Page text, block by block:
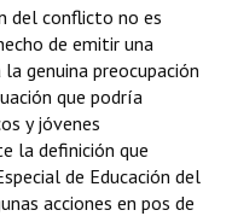
del conflicto no es
de emitir una
genuina preocupación
que podría
y jóvenes
la definición que
de Educación del
acciones en pos de